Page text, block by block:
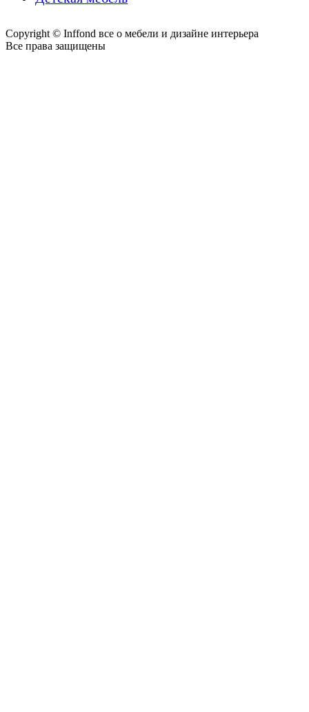
Copyright © Inffond все о мебели и дизайне интерьера
Все права защищены